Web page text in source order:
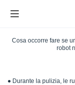
Cosa occorre fare se
robot
● Durante la pulizia, le